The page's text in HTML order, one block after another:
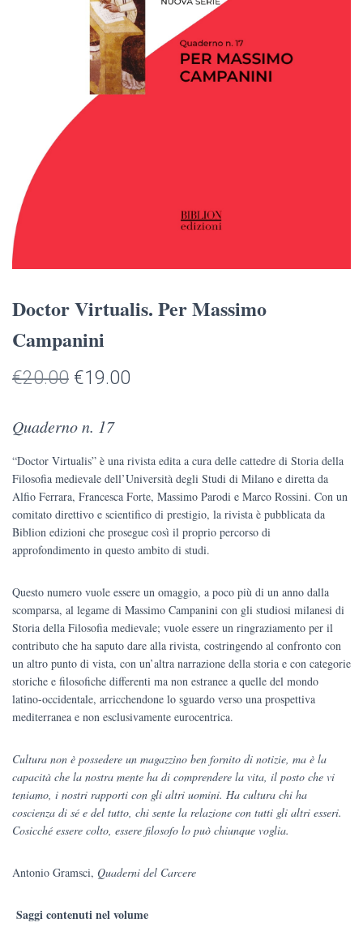
Doctor Virtualis. Per Massimo
Campanini
€20.00 Il
originale
era:
€20.00.
€19.00
è:
€19.00.
Quaderno n. 17
“Doctor Virtualis” è una rivista edita a cura delle cattedre di Storia della
Filosofia medievale dell’Università degli Studi di Milano e diretta da
Alfio Ferrara, Francesca Forte, Massimo Parodi e Marco Rossini. Con un
comitato direttivo e scientifico di prestigio, la rivista è pubblicata da
Biblion edizioni che prosegue così il proprio percorso di
approfondimento in questo ambito di studi.
Questo numero vuole essere un omaggio, a poco più di un anno dalla
scomparsa, al legame di Massimo Campanini con gli studiosi milanesi di
Storia della Filosofia medievale; vuole essere un ringraziamento per il
contributo che ha saputo dare alla rivista, costringendo al confronto con
un altro punto di vista, con un’altra narrazione della storia e con categorie
storiche e filosofiche differenti ma non estranee a quelle del mondo
latino-occidentale, arricchendone lo sguardo verso una prospettiva
mediterranea e non esclusivamente eurocentrica.
Cultura non è possedere un magazzino ben fornito di notizie, ma è la
capacità che la nostra mente ha di comprendere la vita, il posto che vi
teniamo, i nostri rapporti con gli altri uomini. Ha cultura chi ha
coscienza di sé e del tutto, chi sente la relazione con tutti gli altri esseri.
Cosicché essere colto, essere filosofo lo può chiunque voglia.
Antonio Gramsci, Quaderni del Carcere
Saggi contenuti nel volume